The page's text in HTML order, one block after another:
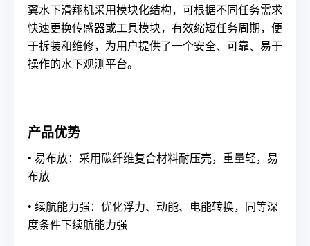
翼水下滑翔机采用模块化结构，可根据不同任务需求
快速更换传感器或工具模块，有效缩短任务周期，便
于拆装和维修，为用户提供了一个安全、可靠、易于
操作的水下观测平台。
产品优势
• 易布放：采用碳纤维复合材料耐压壳，重量轻，易
布放
• 续航能力强：优化浮力、动能、电能转换，同等深
度条件下续航能力强